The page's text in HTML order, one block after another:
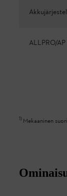
ALLPRO/AP
1) Mekaaninen